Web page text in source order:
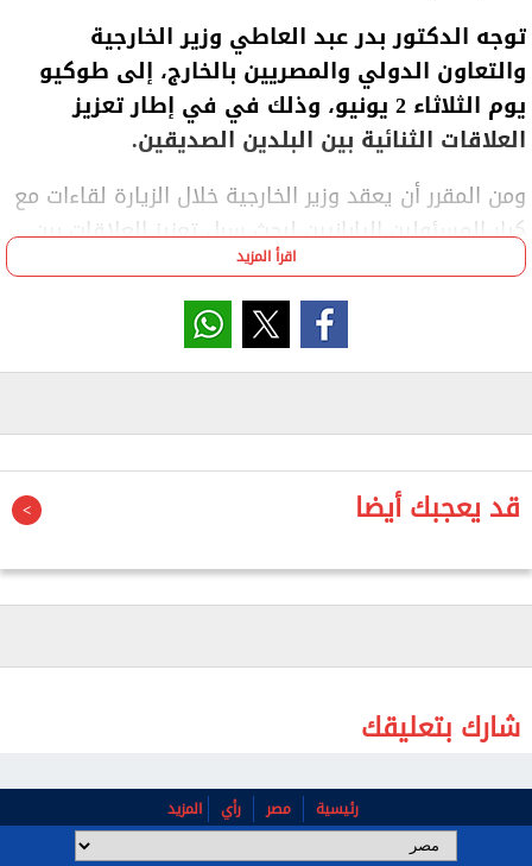
توجه الدكتور بدر عبد العاطي وزير الخارجية
والتعاون الدولي والمصريين بالخارج، إلى طوكيو
يوم الثلاثاء 2 يونيو، وذلك في في إطار تعزيز
العلاقات الثنائية بين البلدين الصديقين.
ومن المقرر أن يعقد وزير الخارجية خلال الزيارة لقاءات مع
كبار المسئولين اليابانيين لبحث سبل تعزيز العلاقات بين
البلدين، وتبادل الرؤى بشأن القضايا الإقليمية والدولية،
فضلاً عن استكشاف آفاق جديدة للتعاون الاقتصادي بين
اقرأ المزيد
قد يعجبك أيضا
شارك بتعليقك
رئيسية مصر رأي المزيد